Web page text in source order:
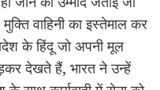
वाहिनी का इस्तेमाल कर
के हिंदू जो अपनी मूल
देखते हैं, भारत ने उन्हें